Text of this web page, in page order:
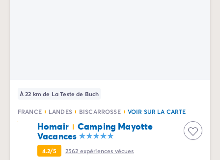
Camping Pyrénées-Orientales
Camping Argelès-sur-Mer
Camping Canet-en-Roussillon
Camping Collioure
Camping Le Barcarès
Camping Limousin
À 22 km de La Teste de Buch
FRANCE LANDES BISCARROSSE VOIR SUR LA CARTE
Homair
Camping Mayotte
Vacances
4.2/5 2562 expériences vécues